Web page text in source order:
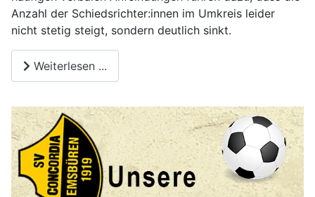
Anzahl der Schiedsrichter:innen im Umkreis leider
nicht stetig steigt, sondern deutlich sinkt.
Weiterlesen ...